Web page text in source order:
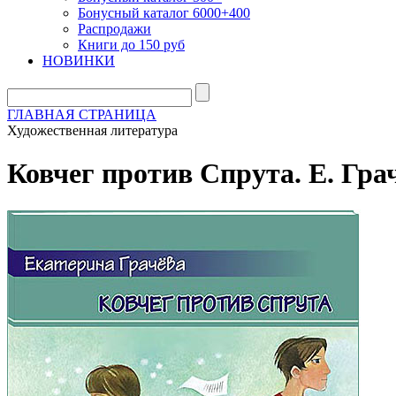
Бонусный каталог 6000+400
Распродажи
Книги до 150 руб
НОВИНКИ
ГЛАВНАЯ СТРАНИЦА
Художественная литература
Ковчег против Спрута. Е.